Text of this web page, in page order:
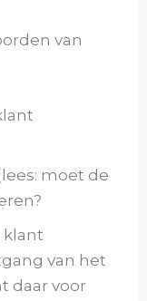
van
moet de
klant
van het
daar voor